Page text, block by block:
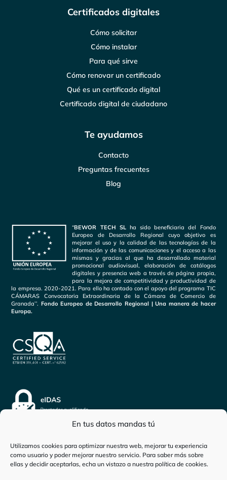
En tus datos mandas tú
Utilizamos cookies para optimizar nuestra web, mejorar tu experiencia
como usuario y poder mejorar nuestro servicio. Para saber más sobre
ellas y decidir aceptarlas, echa un vistazo a nuestra política de cookies.
Certificados digitales
Cómo solicitar
Cómo instalar
Para qué sirve
Cómo renovar un certificado
Qué es un certificado digital
Certificado digital de ciudadano
Te ayudamos
Contacto
Preguntas frecuentes
Blog
“BEWOR TECH SLha sido beneficiaria del Fondo
Europeo de Desarrollo Regional cuyo objetivo es
mejorar el uso y la calidad de las tecnologías de la
información y de las comunicaciones y el acceso a las
mismas y gracias al que ha desarrollado material
promocional audiovisual, elaboración de catálogos
digitales y presencia web a través de página propia,
para la mejora de competitividad y productividad de
la empresa. 2020-2021. Para ello ha contado con el apoyo del programa TIC
CÁMARAS Convocatoria Extraordinaria de la Cámara de Comercio de
Granada’’. Fondo Europeo de Desarrollo Regional | Una manera de hacer
Europa.
Inicio-Persona física-Ayuda de 200 euros para